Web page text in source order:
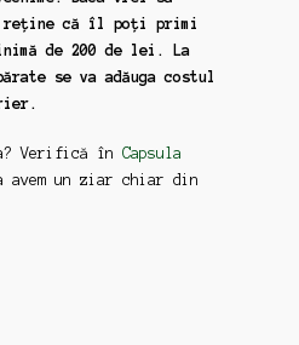
reține că îl poți primi
de 200 de lei. La
se va adăuga costul
Verifică în Capsula
avem un ziar chiar din